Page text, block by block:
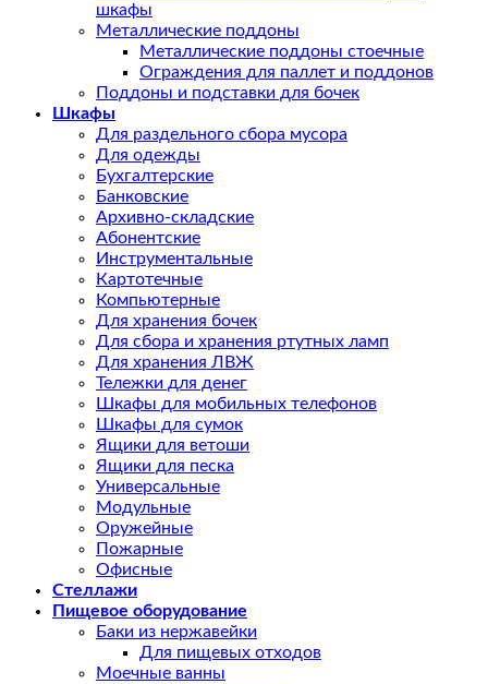
шкафы
Металлические поддоны
Металлические поддоны стоечные
Ограждения для паллет и поддонов
Поддоны и подставки для бочек
Шкафы
Для раздельного сбора мусора
Для одежды
Бухгалтерские
Банковские
Архивно-складские
Абонентские
Инструментальные
Картотечные
Компьютерные
Для хранения бочек
Для сбора и хранения ртутных ламп
Для хранения ЛВЖ
Тележки для денег
Шкафы для мобильных телефонов
Шкафы для сумок
Ящики для ветоши
Ящики для песка
Универсальные
Модульные
Оружейные
Пожарные
Офисные
Стеллажи
Пищевое оборудование
Баки из нержавейки
Для пищевых отходов
Моечные ванны